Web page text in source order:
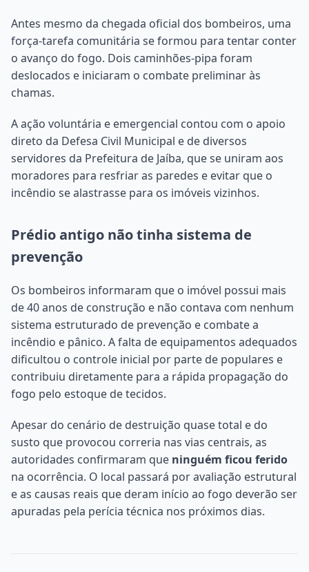
Antes mesmo da chegada oficial dos bombeiros, uma
força-tarefa comunitária se formou para tentar conter
o avanço do fogo. Dois caminhões-pipa foram
deslocados e iniciaram o combate preliminar às
chamas.
A ação voluntária e emergencial contou com o apoio
direto da Defesa Civil Municipal e de diversos
servidores da Prefeitura de Jaíba, que se uniram aos
moradores para resfriar as paredes e evitar que o
incêndio se alastrasse para os imóveis vizinhos.
Prédio antigo não tinha sistema de
prevenção
Os bombeiros informaram que o imóvel possui mais
de 40 anos de construção e não contava com nenhum
sistema estruturado de prevenção e combate a
incêndio e pânico. A falta de equipamentos adequados
dificultou o controle inicial por parte de populares e
contribuiu diretamente para a rápida propagação do
fogo pelo estoque de tecidos.
Apesar do cenário de destruição quase total e do
susto que provocou correria nas vias centrais, as
autoridades confirmaram que ninguém ficou ferido
na ocorrência. O local passará por avaliação estrutural
e as causas reais que deram início ao fogo deverão ser
apuradas pela perícia técnica nos próximos dias.